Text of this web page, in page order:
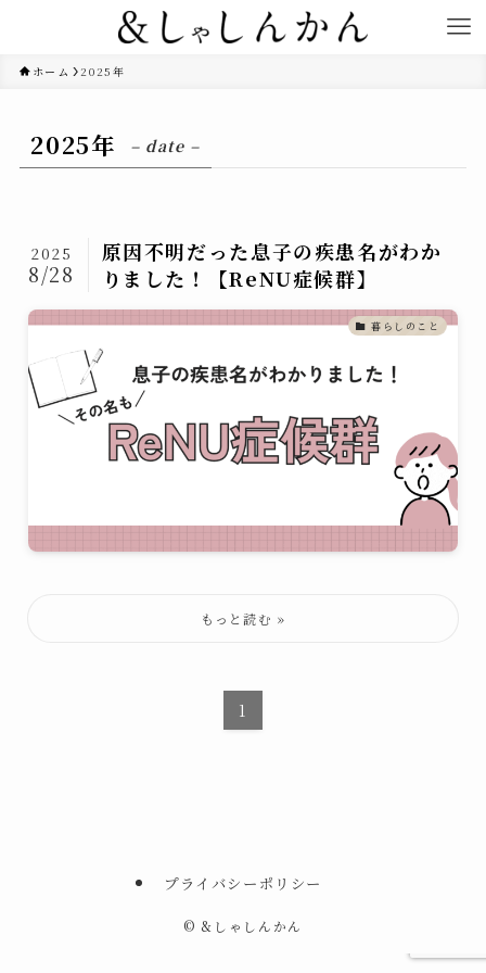
ホーム 2025年
2025年 – date –
原因不明だった息子の疾患名がわか
りました！【ReNU症候群】
2025
8/28
暮らしのこと
1
プライバシーポリシー
© &しゃしんかん